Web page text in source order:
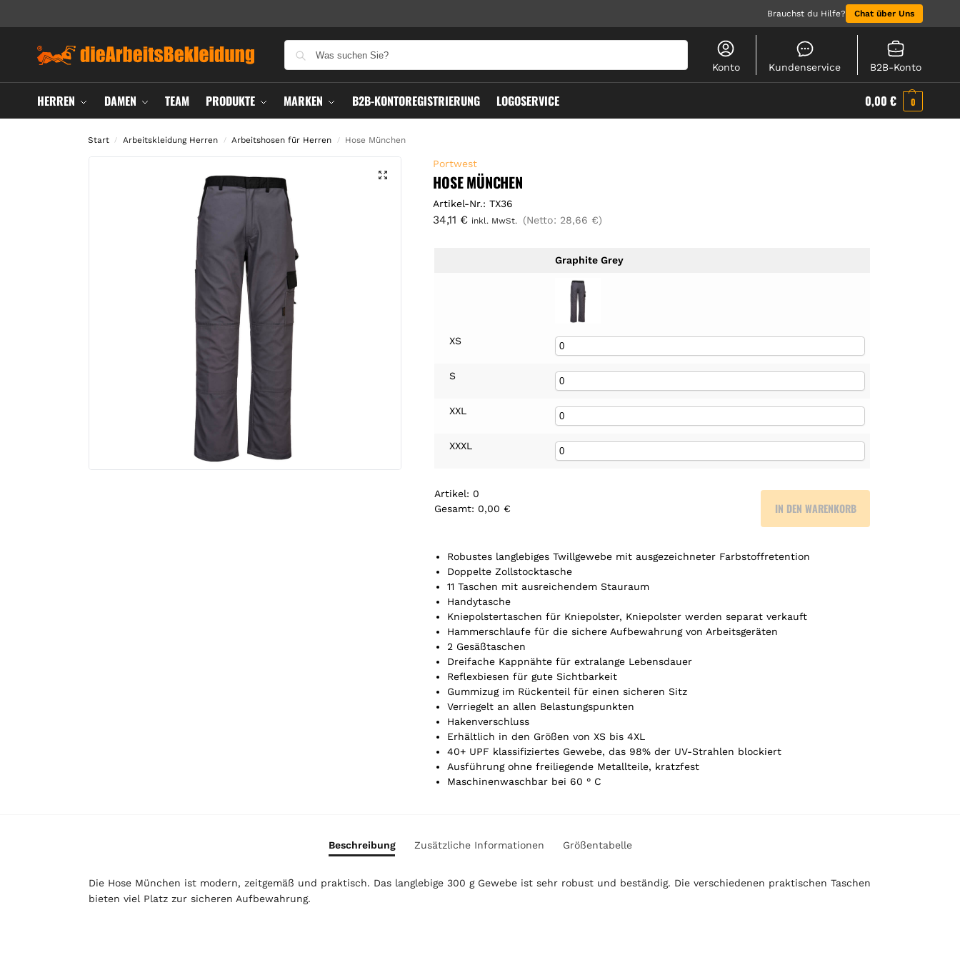
Brauchst du Hilfe? Chat über Uns
Konto Kundenservice B2B-Konto
HERREN DAMEN TEAM PRODUKTE MARKEN B2B-KONTOREGISTRIERUNG LOGOSERVICE 0,00 € 0
Start / Arbeitskleidung Herren / Arbeitshosen für Herren / Hose München
Portwest
HOSE MÜNCHEN
Artikel-Nr.: TX36
34,11 € inkl. MwSt. (Netto: 28,66 €)
Graphite Grey
XS
S
XXL
XXXL
Artikel: 0
Gesamt: 0,00 €
r
t
i
k
e
l
.
Y
o
u
r
t
o
t
a
l
,
IN DEN WARENKORB
Robustes langlebiges Twillgewebe mit ausgezeichneter Farbstoffretention
Doppelte Zollstocktasche
11 Taschen mit ausreichendem Stauraum
Handytasche
Kniepolstertaschen für Kniepolster, Kniepolster werden separat verkauft
Hammerschlaufe für die sichere Aufbewahrung von Arbeitsgeräten
2 Gesäßtaschen
Dreifache Kappnähte für extralange Lebensdauer
Reflexbiesen für gute Sichtbarkeit
Gummizug im Rückenteil für einen sicheren Sitz
Verriegelt an allen Belastungspunkten
Hakenverschluss
Erhältlich in den Größen von XS bis 4XL
40+ UPF klassifiziertes Gewebe, das 98% der UV-Strahlen blockiert
Ausführung ohne freiliegende Metallteile, kratzfest
Maschinenwaschbar bei 60 ° C
Beschreibung Zusätzliche Informationen Größentabelle
Die Hose München ist modern, zeitgemäß und praktisch. Das langlebige 300 g Gewebe ist sehr robust und beständig. Die verschiedenen praktischen Taschen
bieten viel Platz zur sicheren Aufbewahrung.